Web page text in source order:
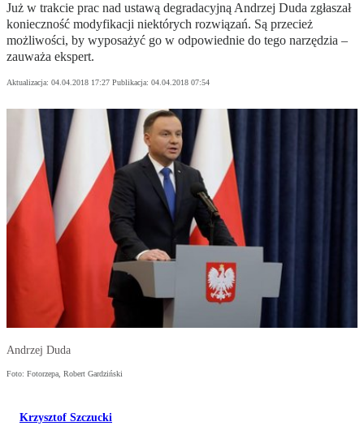
Już w trakcie prac nad ustawą degradacyjną Andrzej Duda zgłaszał
konieczność modyfikacji niektórych rozwiązań. Są przecież
możliwości, by wyposażyć go w odpowiednie do tego narzędzia –
zauważa ekspert.
Aktualizacja: 04.04.2018 17:27 Publikacja: 04.04.2018 07:54
Andrzej Duda
Foto: Fotorzepa, Robert Gardziński
Krzysztof Szczucki